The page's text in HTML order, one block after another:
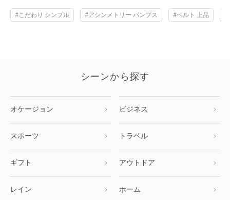
#こだわり シンプル #アシンメトリー パンプス #ベルト 上品
シーンから探す
オケージョン ビジネス
スポーツ トラベル
ギフト アウトドア
レイン ホーム